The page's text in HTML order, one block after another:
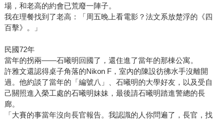
場，和老高的約會已荒廢一陣子。
我在理餐找到了老高：「周五晚上看電影？法文系放楚浮的《四
百擊》。」
民國72年
當年的拐兩——石曦明回國了，還住進了當年的那棟公寓。
許雅文還認得桌子角落的Nikon F，室內的陳設彷彿水手沒離開
過。他約談了當年的「編號八」、石曦明的大學好友，以及受自
己關照進入榮工處的石曦明妹妹，最後請石曦明踏進警總的長
廊。
「大賽的事當年沒向長官報告。我認識的人你問遍了，長官，找